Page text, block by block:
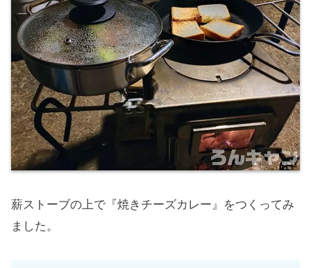
薪ストーブの上で『焼きチーズカレー』をつくってみ
ました。